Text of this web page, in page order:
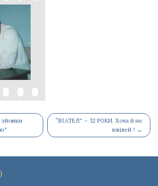
зйомки
“ВІАТЕЛ” – 32 РОКИ. Хоча й не
ювілей ! →